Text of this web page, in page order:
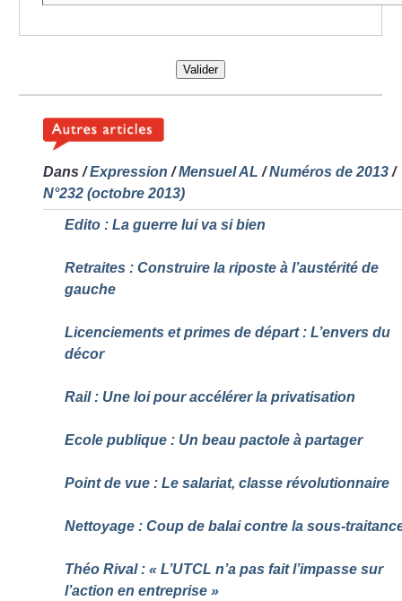
Valider
Dans /Expression /Mensuel AL /Numéros de 2013 /
N°232 (octobre 2013)
Edito : La guerre lui va si bien
Retraites : Construire la riposte à l’austérité de
gauche
Licenciements et primes de départ : L’envers du
décor
Rail : Une loi pour accélérer la privatisation
Ecole publique : Un beau pactole à partager
Point de vue : Le salariat, classe révolutionnaire
Nettoyage : Coup de balai contre la sous-
Théo Rival : « L’UTCL n’a pas fait l’impasse sur
l’action en entreprise »